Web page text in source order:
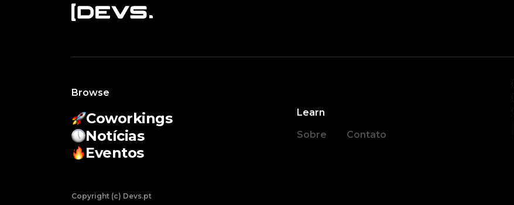
Browse
Coworkings
Notícias
Eventos
Learn
Sobre
Contato
Copyright (c) Devs.pt